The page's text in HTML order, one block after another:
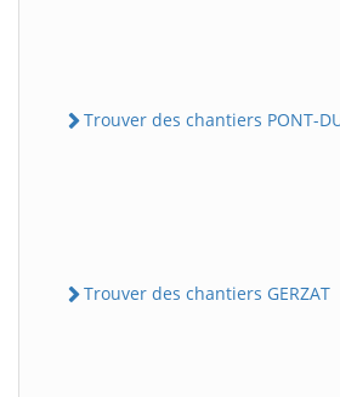
Trouver des chantiers PONT-
Trouver des chantiers GERZAT